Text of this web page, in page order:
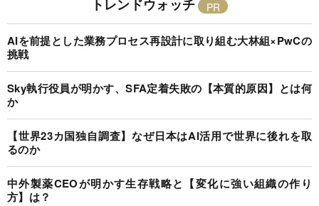
トレンドウォッチ
AIを前提とした業務プロセス再設計に取り組む大林組×PwCの
挑戦
Sky執行役員が明かす、SFA定着失敗の【本質的原因】とは何
か
【世界23カ国独自調査】なぜ日本はAI活用で世界に後れを取
るのか
中外製薬CEOが明かす生存戦略と【変化に強い組織の作り
方】は？